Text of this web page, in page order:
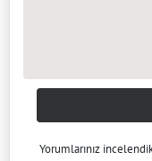
Yorumlarınız